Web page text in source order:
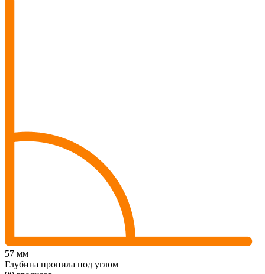
57 мм
Глубина пропила под углом